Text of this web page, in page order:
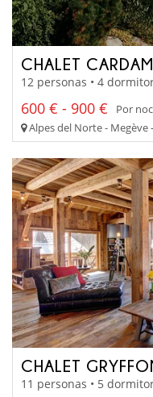
CHALET
12 personas • 4
600 € - 900 €
Por
Alpes del Norte - Megève
CHALET
11 personas • 5